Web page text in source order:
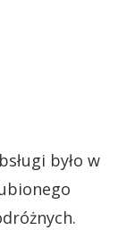
było w